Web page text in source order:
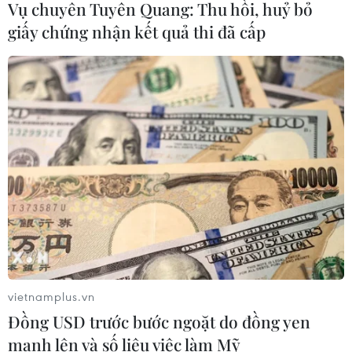
Mưa dông khiến hàng chục
chuyến bay tới Nội Bài không thể hạ
cánh
06/08/2026 04:37
Cảnh báo lũ quét, sạt lở đất ở 8 tỉnh
khu vực Bắc Bộ và Thanh Hóa
06/08/2026 03:47
Mưa lớn kéo dài gây thiệt hại khoảng
15 tỷ đồng tại Tuyên Quang
06/08/2026 03:03
Vụ chuyên Tuyên Quang: Thu hồi, huỷ bỏ
giấy chứng nhận kết quả thi đã cấp
vietnamplus.vn
Đồng USD trước bước ngoặt do đồng yen
mạnh lên và số liệu việc làm Mỹ